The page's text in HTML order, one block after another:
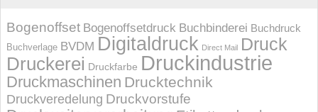
Bogenoffset Bogenoffsetdruck Buchbinderei Buchdruck
Buchverlage BVDM Digitaldruck Direct Mail Druck
Druckerei Druckfarbe Druckindustrie
Druckmaschinen Drucktechnik
Druckveredelung Druckvorstufe